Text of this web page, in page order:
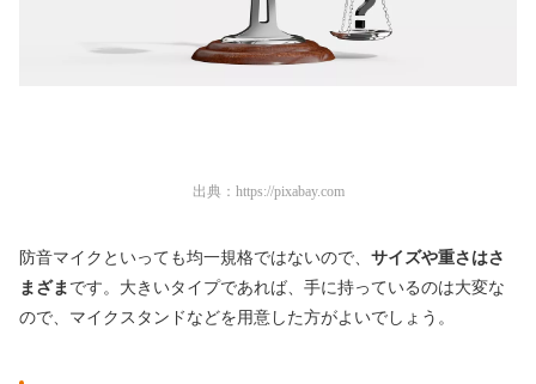
出典： https://pixabay.com
防音マイクといっても均一規格ではないので、 サイズや重さはさ
まざま です。大きいタイプであれば、手に持っているのは大変な
ので、マイクスタンドなどを用意した方がよいでしょう。